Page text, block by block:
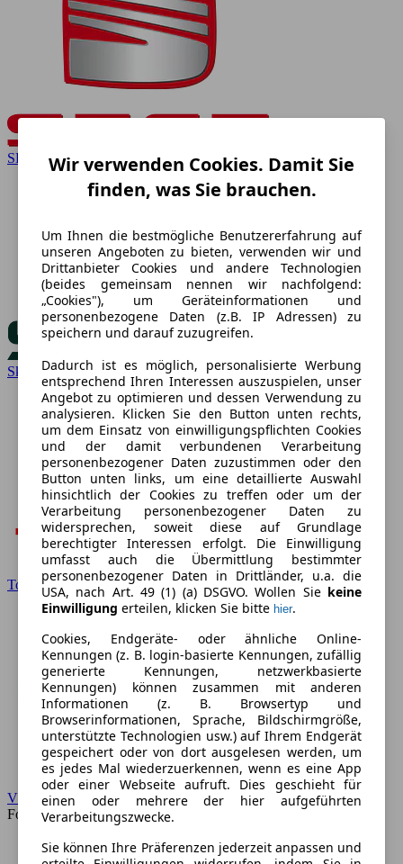
SEAT
Skoda
Toyota
VW
Forum
Wir verwenden Cookies. Damit Sie
finden, was Sie brauchen.
Um Ihnen die bestmögliche Benutzererfahrung auf
unseren Angeboten zu bieten, verwenden wir und
Drittanbieter Cookies und andere Technologien
(beides gemeinsam nennen wir nachfolgend:
„Cookies"), um Geräteinformationen und
personenbezogene Daten (z.B. IP Adressen) zu
speichern und darauf zuzugreifen.
Dadurch ist es möglich, personalisierte Werbung
entsprechend Ihren Interessen auszuspielen, unser
Angebot zu optimieren und dessen Verwendung zu
analysieren. Klicken Sie den Button unten rechts,
um dem Einsatz von einwilligungspflichten Cookies
und der damit verbundenen Verarbeitung
personenbezogener Daten zuzustimmen oder den
Button unten links, um eine detaillierte Auswahl
hinsichtlich der Cookies zu treffen oder um der
Verarbeitung personenbezogener Daten zu
widersprechen, soweit diese auf Grundlage
berechtigter Interessen erfolgt. Die Einwilligung
umfasst auch die Übermittlung bestimmter
personenbezogener Daten in Drittländer, u.a. die
USA, nach Art. 49 (1) (a) DSGVO. Wollen Sie keine
Einwilligung erteilen, klicken Sie bitte hier.
Cookies, Endgeräte- oder ähnliche Online-
Kennungen (z. B. login-basierte Kennungen, zufällig
generierte Kennungen, netzwerkbasierte
Kennungen) können zusammen mit anderen
Informationen (z. B. Browsertyp und
Browserinformationen, Sprache, Bildschirmgröße,
unterstützte Technologien usw.) auf Ihrem Endgerät
gespeichert oder von dort ausgelesen werden, um
es jedes Mal wiederzuerkennen, wenn es eine App
oder einer Webseite aufruft. Dies geschieht für
einen oder mehrere der hier aufgeführten
Verarbeitungszwecke.
Sie können Ihre Präferenzen jederzeit anpassen und